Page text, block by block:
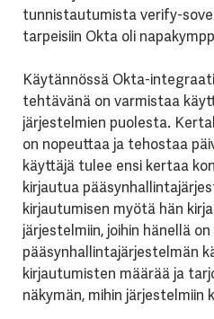
tunnistautumista verify-
tarpeisiin Okta oli
Käytännössä Okta-
tehtävänä on varmistaa
järjestelmien puolesta.
on nopeuttaa ja tehostaa
käyttäjä tulee ensi kertaa
kirjautua
kirjautumisen myötä hän
järjestelmiin, joihin hänellä
pääsynhallintajärjestelmän
kirjautumisten määrää ja
näkymän, mihin järjestelmiin